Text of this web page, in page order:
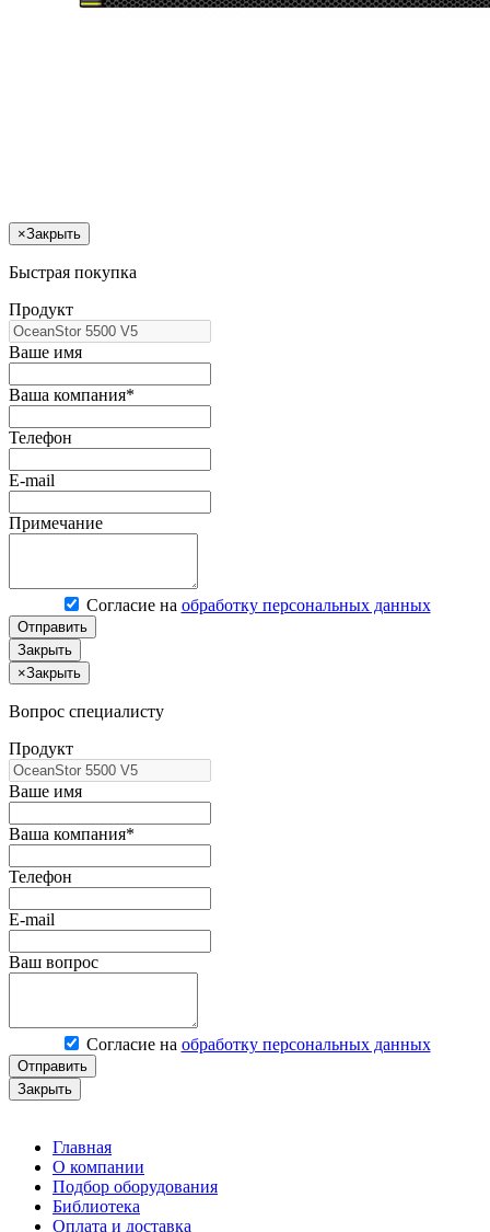
×Закрыть
Быстрая покупка
Продукт
Ваше имя
Ваша компания*
Телефон
E-mail
Примечание
Согласие на обработку персональных данных
Отправить
Закрыть
×Закрыть
Вопрос специалисту
Продукт
Ваше имя
Ваша компания*
Телефон
E-mail
Ваш вопрос
Согласие на обработку персональных данных
Отправить
Закрыть
Главная
О компании
Подбор оборудования
Библиотека
Оплата и доставка